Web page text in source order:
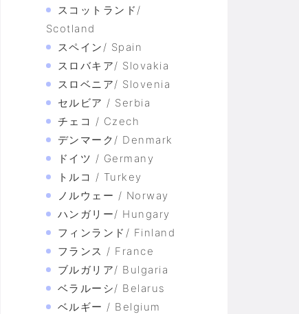
スコットランド/
Scotland
スペイン/ Spain
スロバキア/ Slovakia
スロベニア/ Slovenia
セルビア / Serbia
チェコ / Czech
デンマーク/ Denmark
ドイツ / Germany
トルコ / Turkey
ノルウェー / Norway
ハンガリー/ Hungary
フィンランド/ Finland
フランス / France
ブルガリア/ Bulgaria
ベラルーシ/ Belarus
ベルギー / Belgium